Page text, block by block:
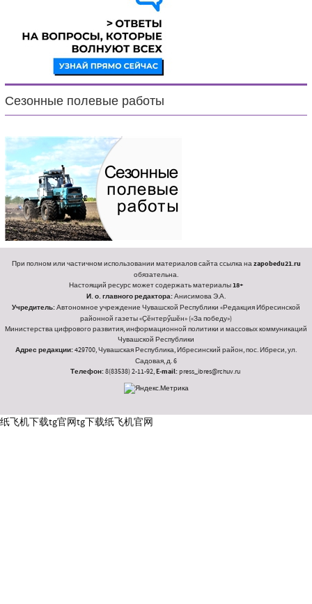
Сезонные полевые работы
При полном или частичном использовании материалов сайта ссылка наzapobedu21.ru
обязательна.
Настоящий ресурс может содержать материалы18+
И. о. главного редактора:Анисимова Э.А.
Учредитель:Автономное учреждение Чувашской Республики «Редакция Ибресинской
районной газеты «Ҫӗнтерӳшӗн» («За победу»)
Министерства цифрового развития, информационной политики и массовых коммуникаций
Чувашской Республики
Адрес редакции:429700, Чувашская Республика, Ибресинский район, пос. Ибреси, ул.
Садовая, д. 6
Телефон:8(83538) 2-11-92,E-mail:press_ibres@rchuv.ru
纸飞机下载tg官网tg下载纸飞机官网